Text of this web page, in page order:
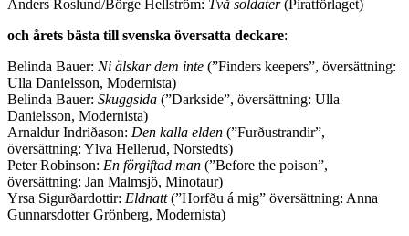
Anders Roslund/Börge Hellström: Två soldater(Piratförlaget)
och årets bästa till svenska översatta deckare:
Belinda Bauer: Ni älskar dem inte (”Finders keepers”, översättning:
Ulla Danielsson, Modernista)
Belinda Bauer: Skuggsida (”Darkside”, översättning: Ulla
Danielsson, Modernista)
Arnaldur Indriðason: Den kalla elden (”Furðustrandir”,
översättning: Ylva Hellerud, Norstedts)
Peter Robinson: En förgiftad man (”Before the poison”,
översättning: Jan Malmsjö, Minotaur)
Yrsa Sigurðardottir: Eldnatt(”Horfðu á mig” översättning: Anna
Gunnarsdotter Grönberg, Modernista)